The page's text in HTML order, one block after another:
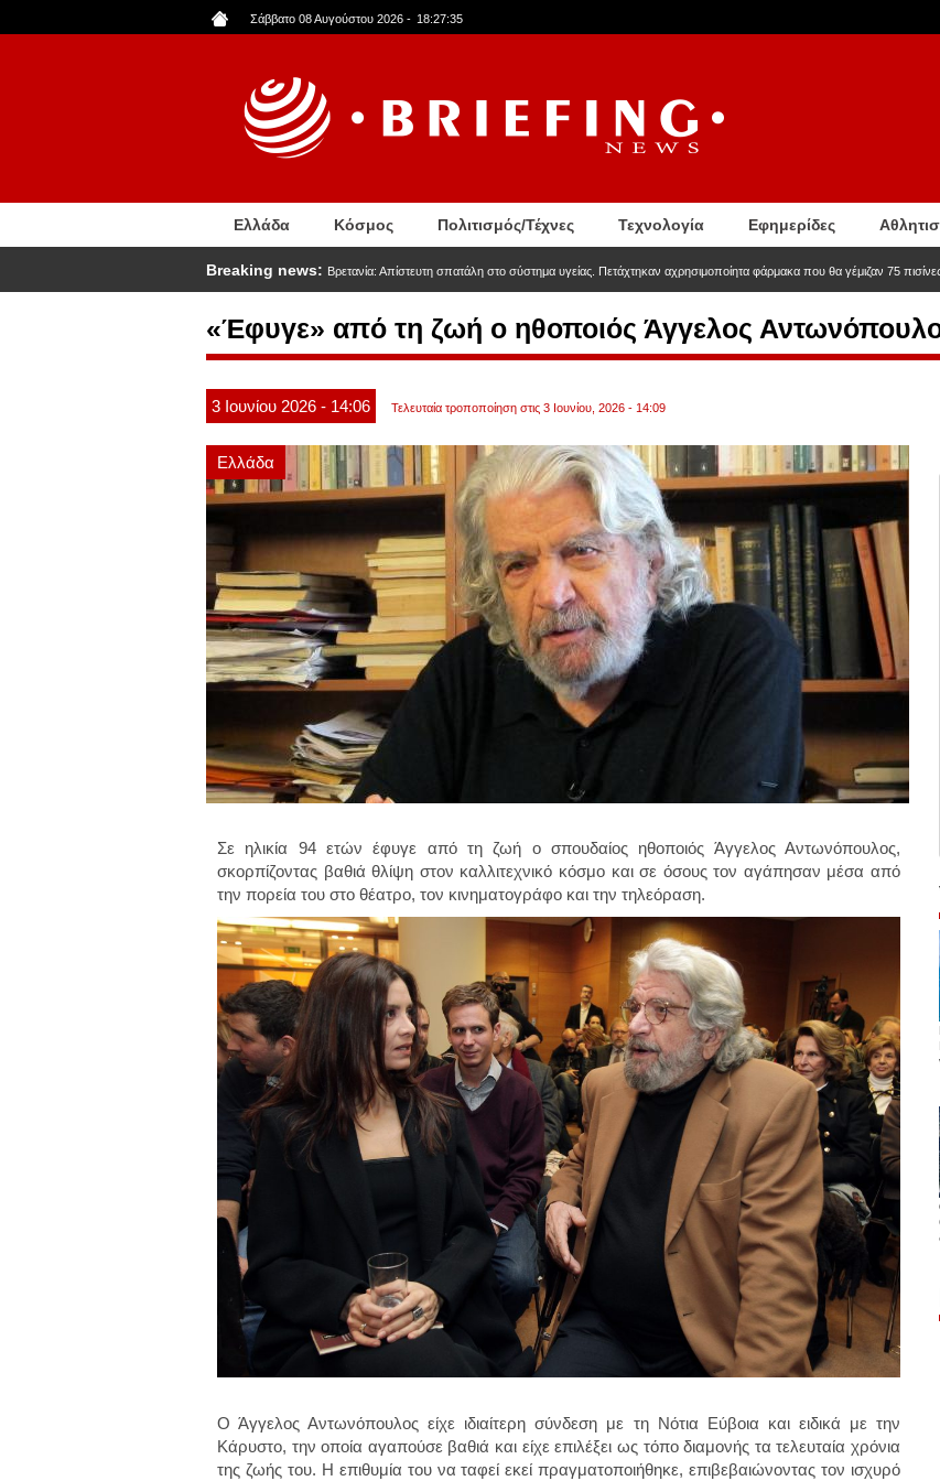
προς
Σάββατο 08 Αυγούστου 2026 - 18:27:35
Ελλάδα Κόσμος Πολιτισμός/Τέχνες Τεχνολογία Εφημερίδες
Breaking news: Βρετανία: Απίστευτη σπατάλη στο σύστημα υγείας. Πετάχτηκαν αχρησιμοποίητα φάρμακα που θα γέμιζαν 75
«Έφυγε» από τη ζωή ο ηθοποιός Άγγελος
3 Ιουνίου 2026 - 14:06 Τελευταία τροποποίηση στις 3 Ιουνίου, 2026 - 14:09
Ελλάδα
Σε ηλικία 94 ετών έφυγε από τη ζωή ο σπουδαίος ηθοποιός Άγγελος Αντωνόπουλος,
σκορπίζοντας βαθιά θλίψη στον καλλιτεχνικό κόσμο και σε όσους τον αγάπησαν μέσα από
την πορεία του στο θέατρο, τον κινηματογράφο και την τηλεόραση.
Ο Άγγελος Αντωνόπουλος είχε ιδιαίτερη σύνδεση με τη Νότια Εύβοια και ειδικά με την
Κάρυστο, την οποία αγαπούσε βαθιά και είχε επιλέξει ως τόπο διαμονής τα τελευταία χρόνια
της ζωής του. Η επιθυμία του να ταφεί εκεί πραγματοποιήθηκε, επιβεβαιώνοντας τον ισχυρό